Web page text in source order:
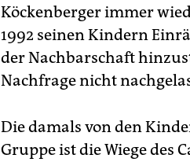
Köckenberger immer
1992 seinen Kindern
der Nachbarschaft
Nachfrage nicht
Die damals von den
Gruppe ist die Wiege des